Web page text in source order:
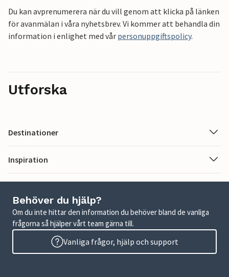
Du kan avprenumerera när du vill genom att klicka på länken
för avanmälan i våra nyhetsbrev. Vi kommer att behandla din
information i enlighet med vår personuppgiftspolicy.
Utforska
Destinationer
Inspiration
Behöver du hjälp?
Om du inte hittar den information du behöver bland de vanliga
frågorna så hjälper vårt team gärna till.
Vanliga frågor, hjälp och support